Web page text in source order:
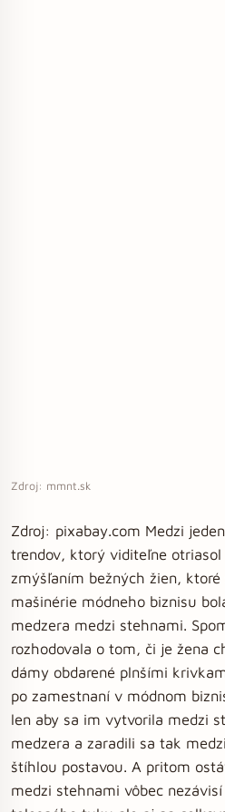
Zdroj: mmnt.sk
Zdroj: pixabay.com Medzi
trendov, ktorý viditeľne
zmýšľaním bežných žien, ktoré
mašinérie módneho biznisu
medzera medzi stehnami.
rozhodovala o tom, či je žena
dámy obdarené plnšími
po zamestnaní v módnom
len aby sa im vytvorila medzi
medzera a zaradili sa tak
štíhlou postavou. A pritom
medzi stehnami vôbec